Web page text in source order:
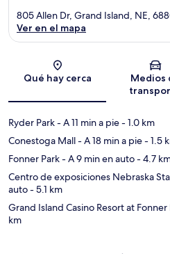
805 Allen Dr, Grand Island, NE,
Ver en el mapa
Qué hay cerca
Medios
Ryder Park- A 11 min a pie- 1.0 km
Conestoga Mall- A 18 min a pie- 1.5
Fonner Park- A 9 min en auto- 4.7
Centro de exposiciones Nebraska
auto- 5.1 km
Grand Island Casino Resort at Fonner
km